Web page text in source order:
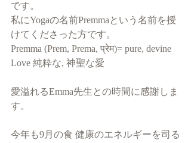
です。
私にYogaの名前Premmaという名前を授
けてくださった方です。
Premma (Prem, Prema, प्रेम)= pure, devine
Love 純粋な, 神聖な愛
愛溢れるEmma先生との時間に感謝しま
す。
今年も9月の食 健康のエネルギーを司る